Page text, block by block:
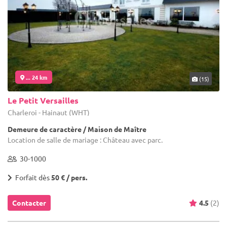
... 24 km (15)
Le Petit Versailles
Charleroi - Hainaut (WHT)
Demeure de caractère / Maison de Maître
Location de salle de mariage : Château avec parc.
30-1000
Forfait dès50 € / pers.
Contacter 4.5 (2)